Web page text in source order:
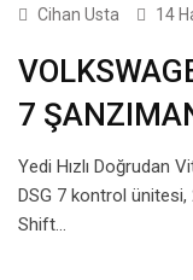
GENEL
Cihan Usta 14
7
Yedi Hızlı Doğrudan
DSG 7 kontrol ünitesi,
Shift…